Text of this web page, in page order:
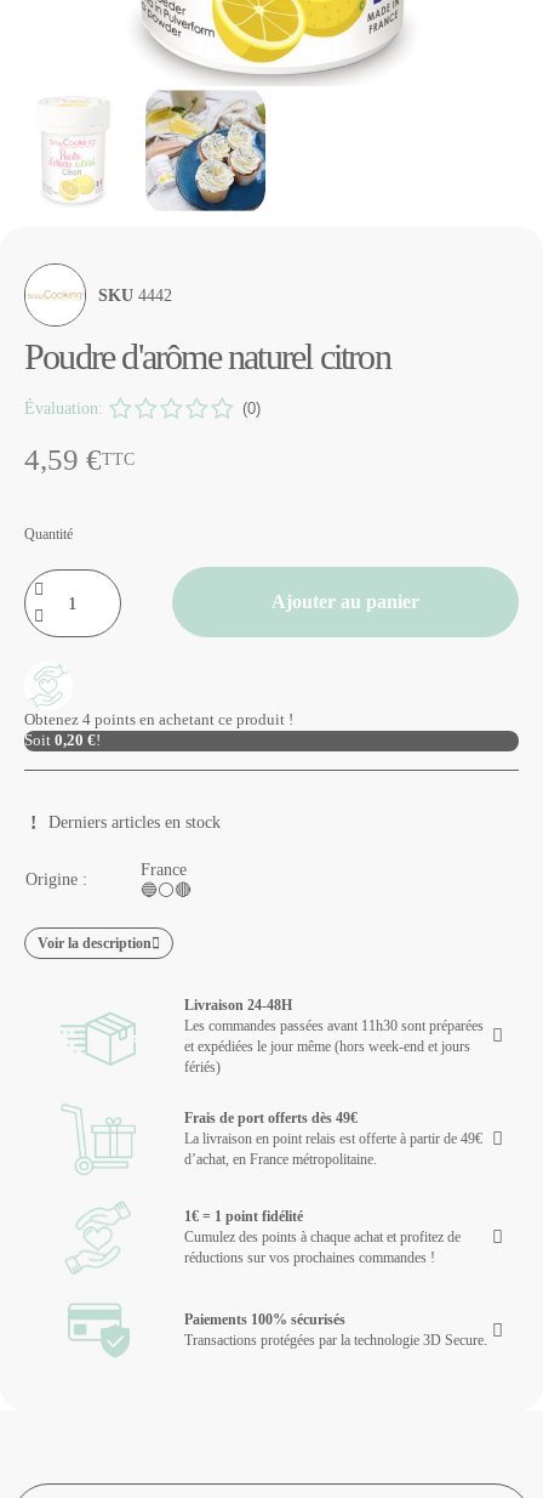
SKU 4442
Poudre d'arôme naturel citron
Évaluation: (0)
4,59 €TTC
Quantité
Ajouter au panier
Obtenez 4 points en achetant ce produit !
Soit 0,20 €!
Derniers articles en stock
Origine :
France
🔵⚪🔴
Voir la description
Livraison 24-48H
Les commandes passées avant 11h30 sont préparées
et expédiées le jour même (hors week-end et jours
fériés)
Frais de port offerts dès 49€
La livraison en point relais est offerte à partir de 49€
d’achat, en France métropolitaine.
1€ = 1 point fidélité
Cumulez des points à chaque achat et profitez de
réductions sur vos prochaines commandes !
Paiements 100% sécurisés
Transactions protégées par la technologie 3D Secure.